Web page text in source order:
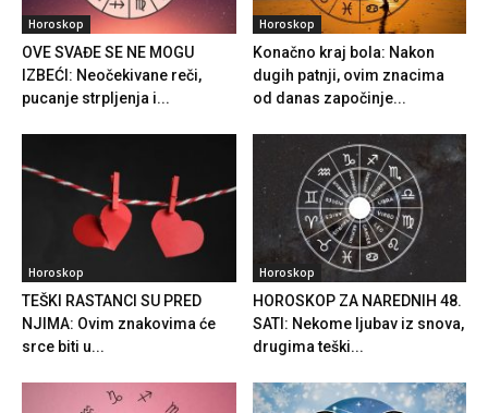
Horoskop
OVE SVAĐE SE NE MOGU
IZBEĆI: Neočekivane reči,
pucanje strpljenja i...
Horoskop
Konačno kraj bola: Nakon
dugih patnji, ovim znacima
od danas započinje...
Horoskop
TEŠKI RASTANCI SU PRED
NJIMA: Ovim znakovima će
srce biti u...
Horoskop
HOROSKOP ZA NAREDNIH 48.
SATI: Nekome ljubav iz snova,
drugima teški...